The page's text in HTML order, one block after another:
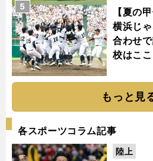
【夏の
横浜じ
合わせ
校はここ
5
もっと見
各スポーツコラム記事
陸上